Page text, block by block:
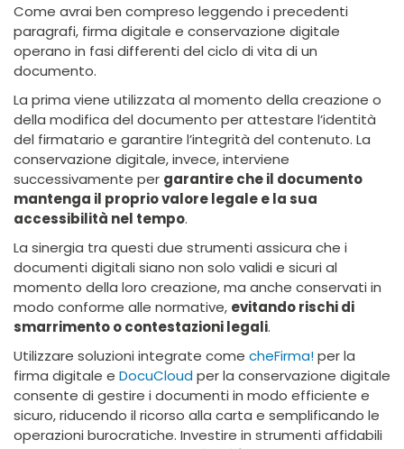
Come avrai ben compreso leggendo i precedenti
paragrafi, firma digitale e conservazione digitale
operano in fasi differenti del ciclo di vita di un
documento.
La prima viene utilizzata al momento della creazione o
della modifica del documento per attestare l’identità
del firmatario e garantire l’integrità del contenuto. La
conservazione digitale, invece, interviene
successivamente per garantire che il documento
mantenga il proprio valore legale e la sua
accessibilità nel tempo.
La sinergia tra questi due strumenti assicura che i
documenti digitali siano non solo validi e sicuri al
momento della loro creazione, ma anche conservati in
modo conforme alle normative, evitando rischi di
smarrimento o contestazioni legali.
Utilizzare soluzioni integrate come cheFirma!per la
firma digitale e DocuCloudper la conservazione digitale
consente di gestire i documenti in modo efficiente e
sicuro, riducendo il ricorso alla carta e semplificando le
operazioni burocratiche. Investire in strumenti affidabili